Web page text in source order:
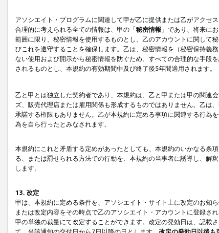
アソシエイト・プログラムに関連して甲が乙に提供または乙がアクセ
合理的に考えられる全ての情報は、甲の「秘密情報 」であり、将来に
範囲に限り、秘密情報を使用するものとし、乙のアカウントに関して
びこれを遵守することを確保します。乙は、秘密情報を（秘密保持義
ない使用および開示から秘密情報を防ぐため、すべての合理的な手段
されるものとし、本規約の有効期間中及び終了後5年間適用されます。
乙と甲とは独立した契約者であり、本規約は、乙と甲または甲の関連
ズ、販売代理店または雇用関係も形成するものではありません。乙は
承諾する権限もありません。乙が本規約に定める事項に関連する行為
為を自ら行ったとみなされます。
本規約にこれと矛盾する定めがあったとしても、本規約のいかなる条
る、または罰せられる方法での行動を、本規約の当事者に誘導し、解
します。
13. 改定
甲は、本規約に定める条件を、アソシエイト・サイト上に改定のお知
または改定内容をその時点で乙のアソシエイト・アカウントに登録さ
甲の単独の裁量にて改定することができます。改定の発効日は、記載